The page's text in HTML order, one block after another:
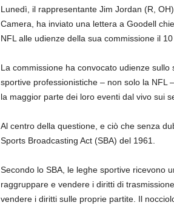
Lunedì, il rappresentante Jim Jordan (R,
Camera, ha inviato una lettera a Goodell
NFL alle udienze della sua commissione il
La commissione ha convocato udienze
sportive professionistiche – non solo la NFL
la maggior parte dei loro eventi dal vivo sui
Al centro della questione, e ciò che senza
Sports Broadcasting Act (SBA) del 1961.
Secondo lo SBA, le leghe sportive ricevono
raggruppare e vendere i diritti di
vendere i diritti sulle proprie partite. Il